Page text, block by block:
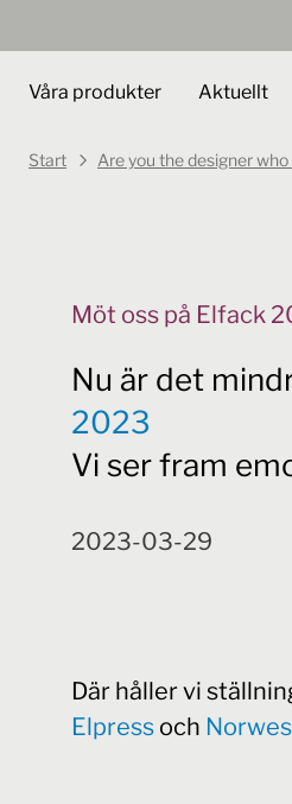
Våra produkter Aktuellt
Start Are you the designer
Möt oss på Elfack
Nu är det
2023
Vi ser fram
2023-03-29
Där håller vi
Elpress och